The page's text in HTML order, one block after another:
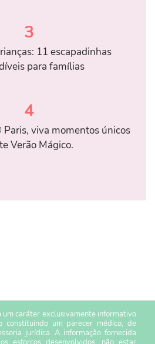
3
11 escapadinhas
para famílias
4
viva momentos únicos
Verão Mágico.
caráter exclusivamente informativo
constituindo um parecer médico, de
jurídica. A informação fornecida